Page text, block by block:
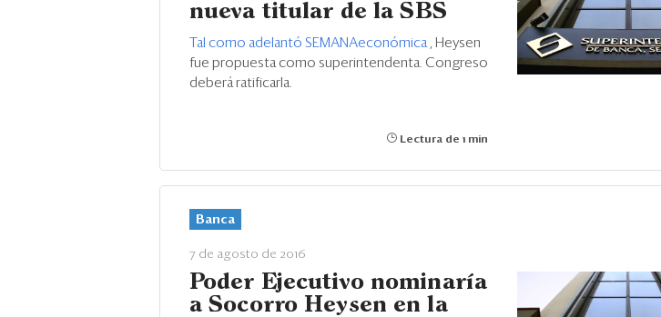
nueva titular de la SBS
Tal como adelantó SEMANAeconómica , Heysen
fue propuesta como superintendenta. Congreso
deberá ratificarla.
Lectura de 1 min
Banca
7 de agosto de 2016
Poder Ejecutivo nominaría
a Socorro Heysen en la